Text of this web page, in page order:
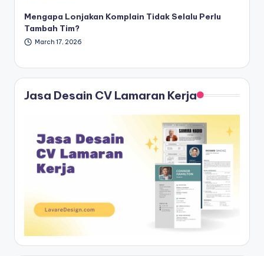
Mengapa Lonjakan Komplain Tidak Selalu Perlu
Tambah Tim?
March 17, 2026
Jasa Desain CV Lamaran Kerja